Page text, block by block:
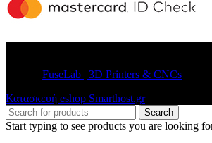
FuseLab | 3D Printers & CNCs
Κατασκευή eshop Smarthost.gr
Search
Start typing to see products you are looking